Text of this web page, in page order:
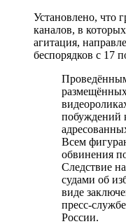
Установлено, что
каналов, в
агитация,
беспорядков с 17
побуждений
Всем
обвинения
Следствие
судами об
виде
пресс-
России.